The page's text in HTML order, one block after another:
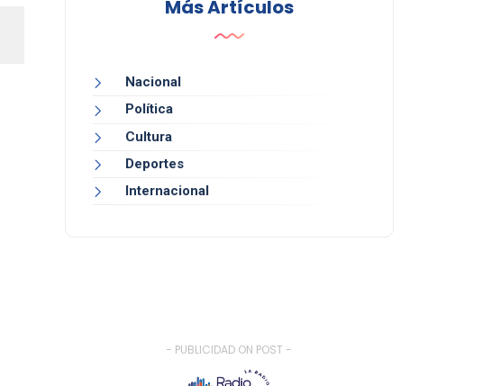
Más Artículos
Nacional
Política
Cultura
Deportes
Internacional
- PUBLICIDAD ON POST -